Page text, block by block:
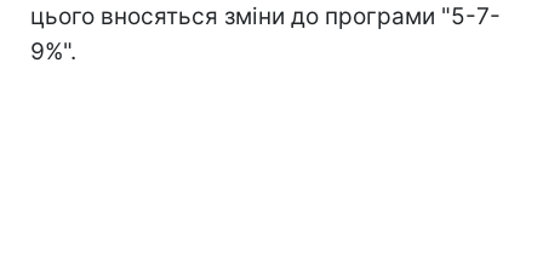
цього вносяться зміни до програми "5-7-
9%".